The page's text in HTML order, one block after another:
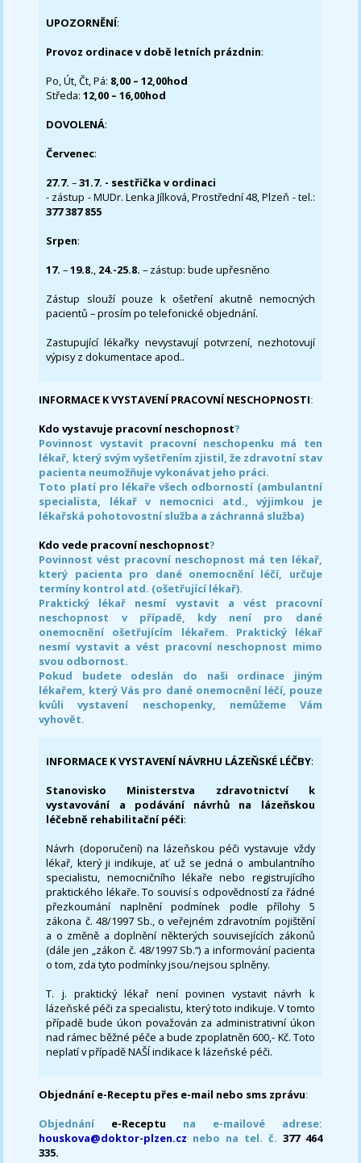
UPOZORNĚNÍ:
Provoz ordinace v době letních prázdnin:
Po, Út, Čt, Pá: 8,00 – 12,00hod
Středa:12,00 – 16,00hod
DOVOLENÁ:
Červenec:
27.7.–31.7. - sestřička v ordinaci
- zástup - MUDr. Lenka Jílková, Prostřední 48, Plzeň - tel.:
377 387 855
Srpen:
17. –19.8., 24.-25.8. – zástup: bude upřesněno
Zástup slouží pouze k ošetření akutně nemocných
pacientů – prosím po telefonické objednání.
Zastupující lékařky nevystavují potvrzení, nezhotovují
výpisy z dokumentace apod..
INFORMACE K VYSTAVENÍ PRACOVNÍ NESCHOPNOSTI:
Kdo vystavuje pracovní neschopnost?
Povinnost vystavit pracovní neschopenku má ten
lékař, který svým vyšetřením zjistil, že zdravotní stav
pacienta neumožňuje vykonávat jeho práci.
Toto platí pro lékaře všech odborností (ambulantní
specialista, lékař v nemocnici atd., výjimkou je
lékařská pohotovostní služba a záchranná služba)
Kdo vede pracovní neschopnost?
Povinnost vést pracovní neschopnost má ten lékař,
který pacienta pro dané onemocnění léčí, určuje
termíny kontrol atd. (ošetřující lékař).
Praktický lékař nesmí vystavit a vést pracovní
neschopnost v případě, kdy není pro dané
onemocnění ošetřujícím lékařem. Praktický lékař
nesmí vystavit a vést pracovní neschopnost mimo
svou odbornost.
Pokud budete odeslán do naši ordinace jiným
lékařem, který Vás pro dané onemocnění léčí, pouze
kvůli vystavení neschopenky, nemůžeme Vám
vyhovět.
INFORMACE K VYSTAVENÍ NÁVRHU LÁZEŇSKÉ LÉČBY:
Stanovisko Ministerstva zdravotnictví k
vystavování a podávání návrhů na lázeňskou
léčebně rehabilitační péči:
Návrh (doporučení) na lázeňskou péči vystavuje vždy
lékař, který ji indikuje, ať už se jedná o ambulantního
specialistu, nemocničního lékaře nebo registrujícího
praktického lékaře. To souvisí s odpovědností za řádné
přezkoumání naplnění podmínek podle přílohy 5
zákona č. 48/1997 Sb., o veřejném zdravotním pojištění
a o změně a doplnění některých souvisejících zákonů
(dále jen „zákon č. 48/1997 Sb.“) a informování pacienta
o tom, zda tyto podmínky jsou/nejsou splněny.
T. j. praktický lékař není povinen vystavit návrh k
lázeňské péči za specialistu, který toto indikuje. V tomto
případě bude úkon považován za administrativní úkon
nad rámec běžné péče a bude zpoplatněn 600,- Kč. Toto
neplatí v případě NAŠÍ indikace k lázeňské péči.
Objednání e-Receptu přes e-mail nebo sms zprávu:
Objednání e-Receptu na e-mailové adrese:
houskova@doktor-plzen.cz nebo na tel. č. 377 464
335.